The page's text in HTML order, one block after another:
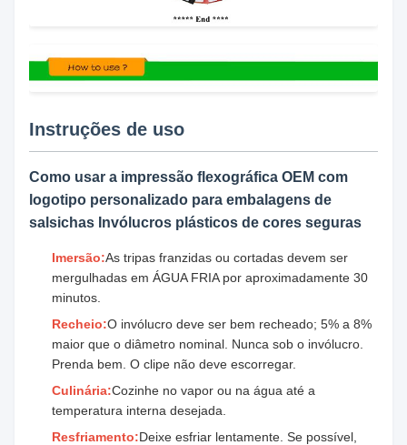
Instruções de uso
Como usar a impressão flexográfica OEM com
logotipo personalizado para embalagens de
salsichas Invólucros plásticos de cores seguras
Imersão:As tripas franzidas ou cortadas devem ser
mergulhadas em ÁGUA FRIA por aproximadamente 30
minutos.
Recheio:O invólucro deve ser bem recheado; 5% a 8%
maior que o diâmetro nominal. Nunca sob o invólucro.
Prenda bem. O clipe não deve escorregar.
Culinária:Cozinhe no vapor ou na água até a
temperatura interna desejada.
Resfriamento:Deixe esfriar lentamente. Se possível,